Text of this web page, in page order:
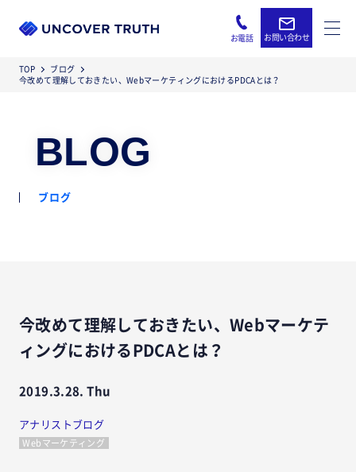
お問い合わせ
お電話
TOP
ブログ
今改めて理解しておきたい、WebマーケティングにおけるPDCAとは？
BLOG
ブログ
今改めて理解しておきたい、Webマーケテ
ィングにおけるPDCAとは？
2019.3.28. Thu
アナリストブログ
Webマーケティング